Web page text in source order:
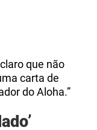
que não
carta de
do Aloha.”